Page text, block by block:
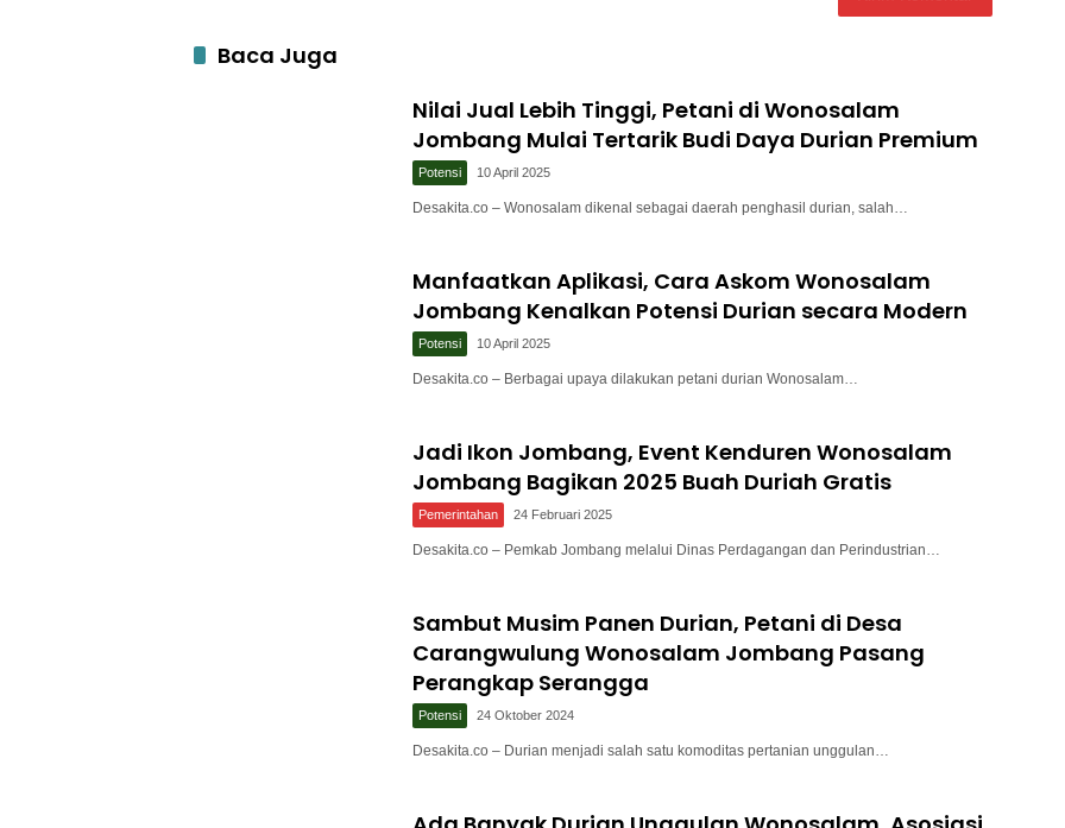
Baca Juga
Nilai Jual Lebih Tinggi, Petani di Wonosalam
Jombang Mulai Tertarik Budi Daya Durian Premium
Potensi 10 April 2025
Desakita.co – Wonosalam dikenal sebagai daerah penghasil durian, salah…
Manfaatkan Aplikasi, Cara Askom Wonosalam
Jombang Kenalkan Potensi Durian secara Modern
Potensi 10 April 2025
Desakita.co – Berbagai upaya dilakukan petani durian Wonosalam…
Jadi Ikon Jombang, Event Kenduren Wonosalam
Jombang Bagikan 2025 Buah Duriah Gratis
Pemerintahan 24 Februari 2025
Desakita.co – Pemkab Jombang melalui Dinas Perdagangan dan Perindustrian…
Sambut Musim Panen Durian, Petani di Desa
Carangwulung Wonosalam Jombang Pasang
Perangkap Serangga
Potensi 24 Oktober 2024
Desakita.co – Durian menjadi salah satu komoditas pertanian unggulan…